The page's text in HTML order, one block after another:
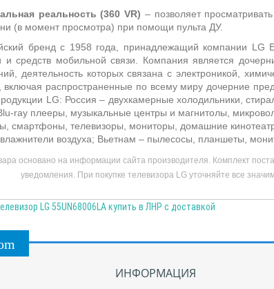
реальность (360 VR) – позволяет
(в момент просмотра) при помощи пульта ДУ.
бренд с 1958 года, принадлежащий компании LG
и средств мобильной связи. Компания является
деятельность которых связана с электроникой,
включая распространенные по всему миру дочерние
LG: Россия – двухкамерные холодильники,
ray плееры, музыкальные центры и магнитолы,
смартфоны, телевизоры, мониторы, домашние
воздуха; Вьетнам – пылесосы, планшеты,
основано на информации сайта производителя. Комплект
уведомления. При покупке телевизора LG уточняйте все
LG 55UN68006LA купить в ЛНР с доставкой
ИНФОРМАЦИЯ